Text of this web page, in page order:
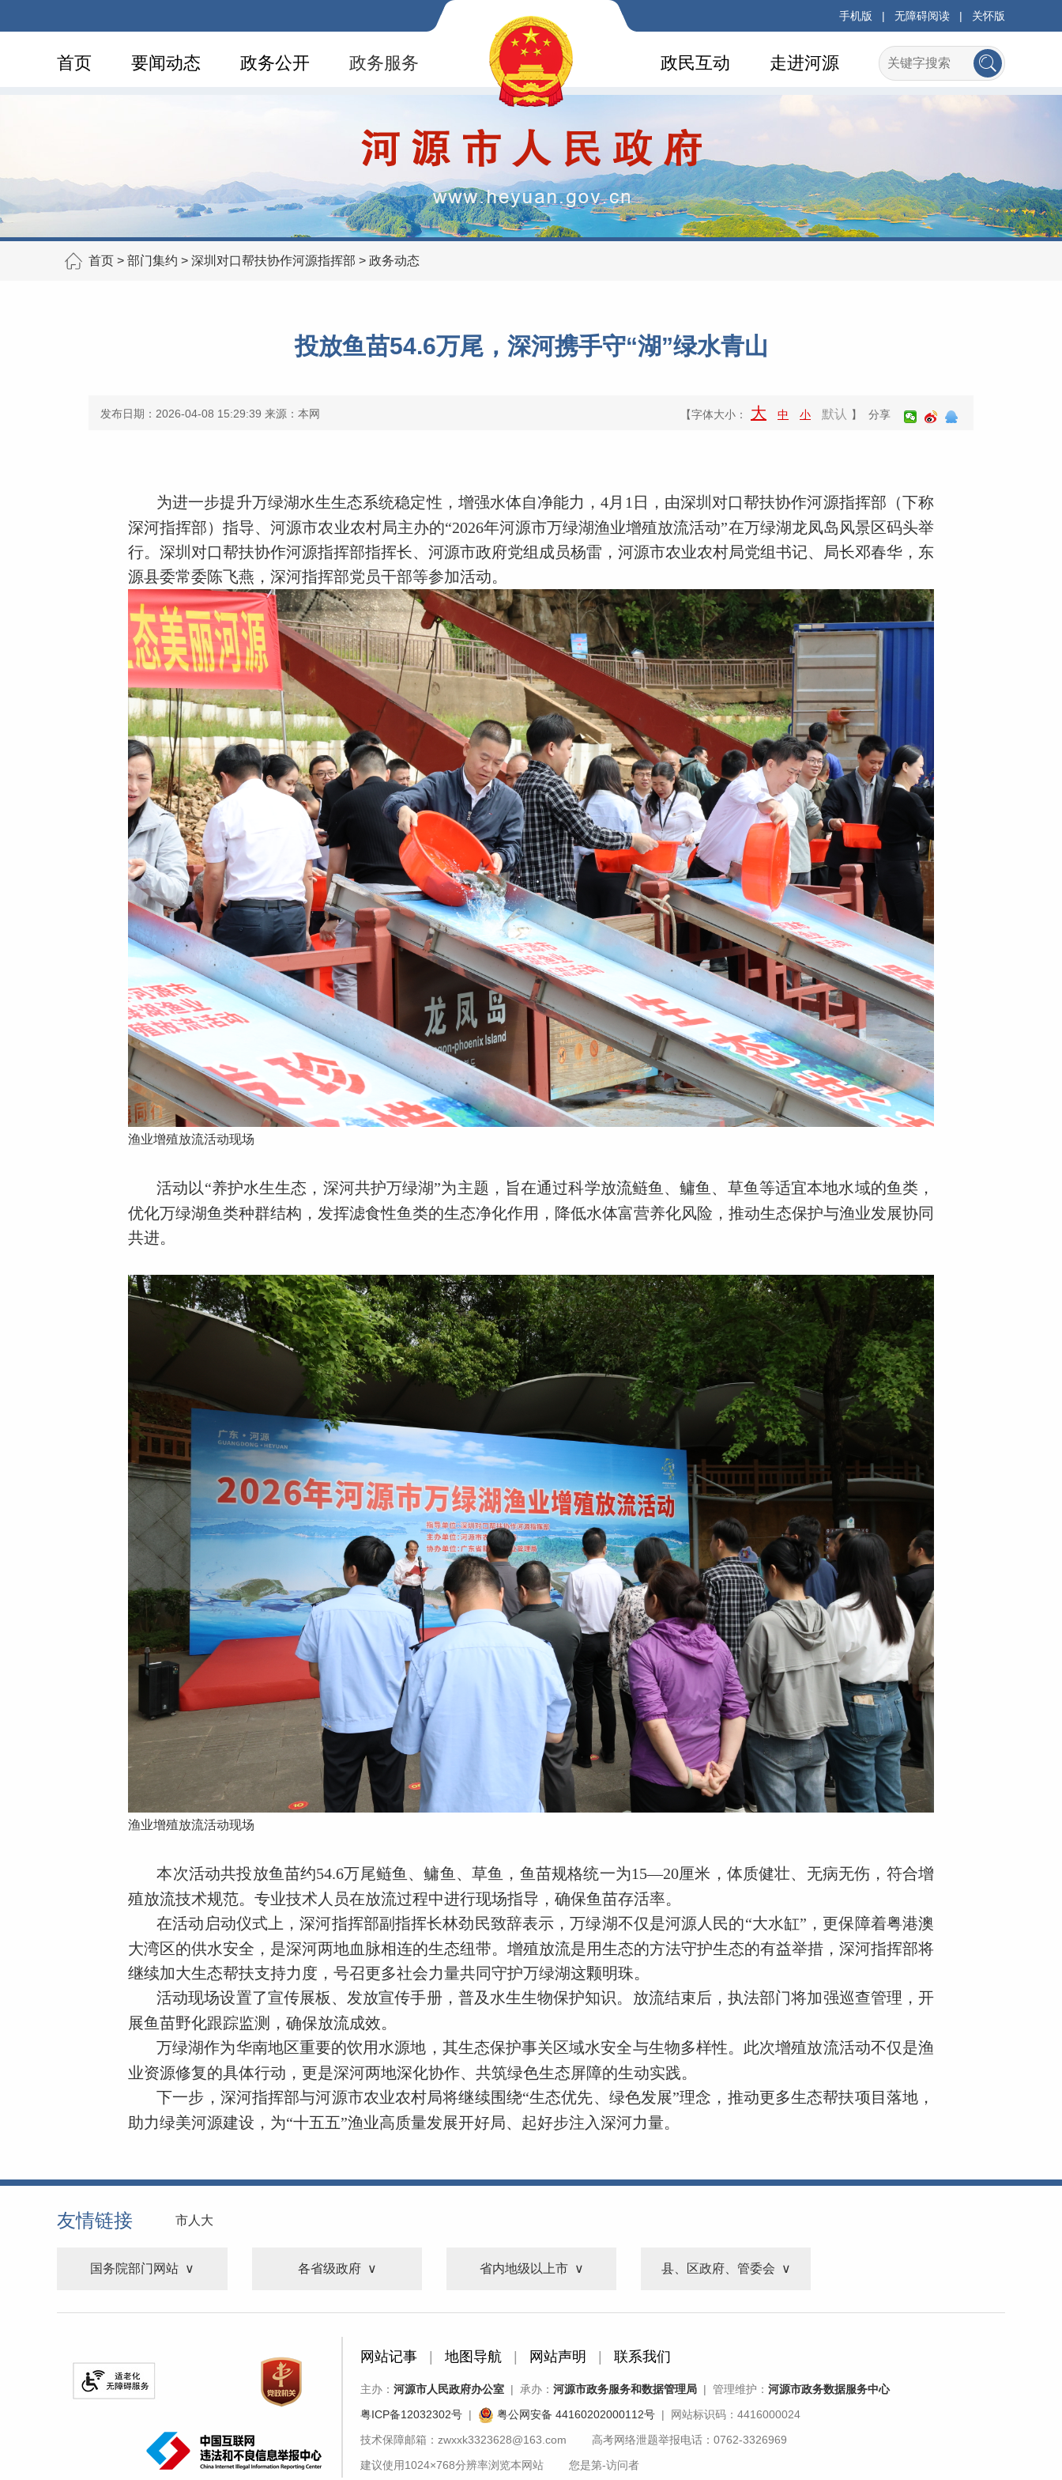
手机版 | 无障碍阅读 | 关怀版
首页 要闻动态 政务公开 政务服务 走进河源
政民互动
首页 > 部门集约 > 深圳对口帮扶协作河源指挥部 > 政务动态
投放鱼苗54.6万尾，深河携手守“湖”绿水青山
发布日期：2026-04-08 15:29:39 来源：本网 【字体大小： 大 中 小 默认 】 分享
为进一步提升万绿湖水生生态系统稳定性，增强水体自净能力，4月1日，由深圳对口帮扶协作河源指挥部（下称
深河指挥部）指导、河源市农业农村局主办的“2026年河源市万绿湖渔业增殖放流活动”在万绿湖龙凤岛风景区码头举
行。深圳对口帮扶协作河源指挥部指挥长、河源市政府党组成员杨雷，河源市农业农村局党组书记、局长邓春华，东
源县委常委陈飞燕，深河指挥部党员干部等参加活动。
渔业增殖放流活动现场
活动以“养护水生生态，深河共护万绿湖”为主题，旨在通过科学放流鲢鱼、鳙鱼、草鱼等适宜本地水域的鱼类，
优化万绿湖鱼类种群结构，发挥滤食性鱼类的生态净化作用，降低水体富营养化风险，推动生态保护与渔业发展协同
共进。
渔业增殖放流活动现场
本次活动共投放鱼苗约54.6万尾鲢鱼、鳙鱼、草鱼，鱼苗规格统一为15—20厘米，体质健壮、无病无伤，符合增
殖放流技术规范。专业技术人员在放流过程中进行现场指导，确保鱼苗存活率。
在活动启动仪式上，深河指挥部副指挥长林劲民致辞表示，万绿湖不仅是河源人民的“大水缸”，更保障着粤港澳
大湾区的供水安全，是深河两地血脉相连的生态纽带。增殖放流是用生态的方法守护生态的有益举措，深河指挥部将
继续加大生态帮扶支持力度，号召更多社会力量共同守护万绿湖这颗明珠。
活动现场设置了宣传展板、发放宣传手册，普及水生生物保护知识。放流结束后，执法部门将加强巡查管理，开
展鱼苗野化跟踪监测，确保放流成效。
万绿湖作为华南地区重要的饮用水源地，其生态保护事关区域水安全与生物多样性。此次增殖放流活动不仅是渔
业资源修复的具体行动，更是深河两地深化协作、共筑绿色生态屏障的生动实践。
下一步，深河指挥部与河源市农业农村局将继续围绕“生态优先、绿色发展”理念，推动更多生态帮扶项目落地，
助力绿美河源建设，为“十五五”渔业高质量发展开好局、起好步注入深河力量。
友情链接 市人大
国务院部门网站 各省级政府 省内地级以上市 县、区政府、管委会
网站记事 地图导航 网站声明 联系我们
主办： 河源市人民政府办公室 | 承办： 河源市政务服务和数据管理局 | 管理维护： 河源市政务数据服务中心
粤ICP备12032302号 | 粤公网安备 44160202000112号 | 网站标识码：4416000024
技术保障邮箱：zwxxk3323628@163.com 高考网络泄题举报电话：0762-3326969
建议使用1024×768分辨率浏览本网站 您是第-访问者